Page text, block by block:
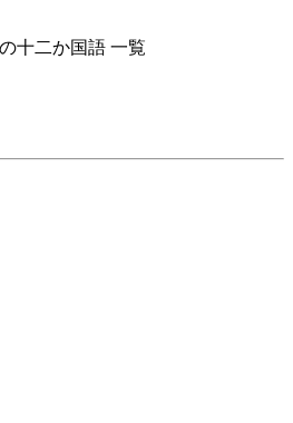
十二か国語 一覧